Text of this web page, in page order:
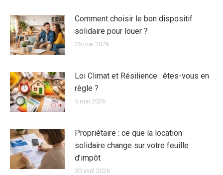
Comment choisir le bon dispositif
solidaire pour louer ?
26 mai 2026
Loi Climat et Résilience : êtes-vous en
règle ?
5 mai 2026
Propriétaire : ce que la location
solidaire change sur votre feuille
d’impôt
30 avril 2026